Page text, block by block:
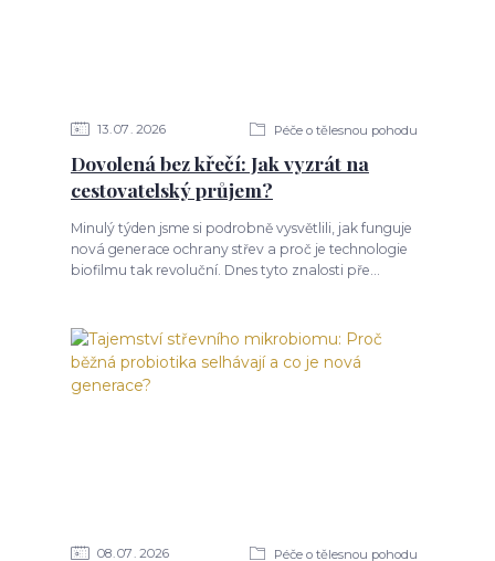
13 07 2026 Péče o tělesnou pohodu
Dovolená bez křečí: Jak vyzrát na
cestovatelský průjem?
Minulý týden jsme si podrobně vysvětlili, jak funguje
nová generace ochrany střev a proč je technologie
biofilmu tak revoluční. Dnes tyto znalosti pře...
08 07 2026 Péče o tělesnou pohodu